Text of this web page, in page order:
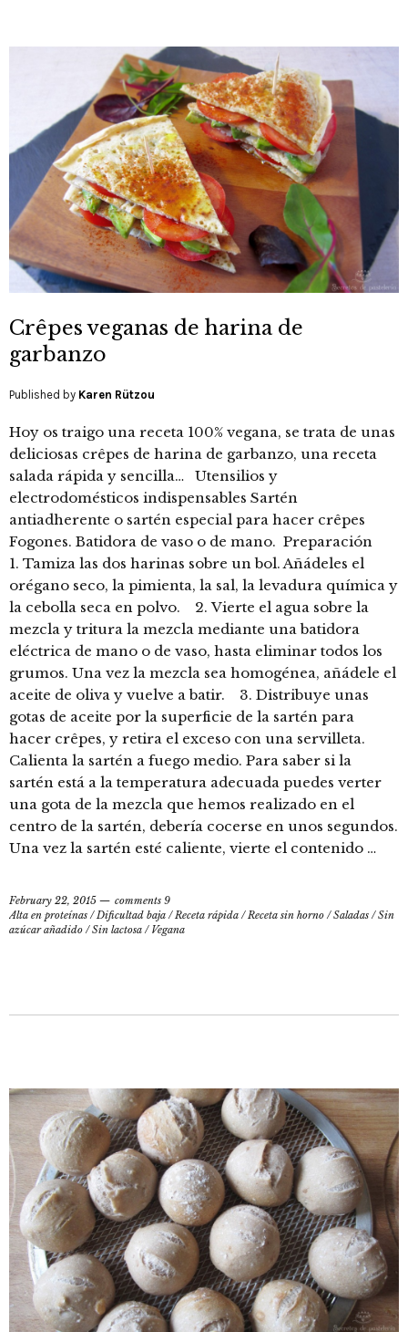
Crêpes veganas de harina de
garbanzo
Published by Karen Rützou
Hoy os traigo una receta 100% vegana, se trata de unas
deliciosas crêpes de harina de garbanzo, una receta
salada rápida y sencilla… Utensilios y
electrodomésticos indispensables Sartén
antiadherente o sartén especial para hacer crêpes
Fogones. Batidora de vaso o de mano. Preparación
1. Tamiza las dos harinas sobre un bol. Añádeles el
orégano seco, la pimienta, la sal, la levadura química y
la cebolla seca en polvo. 2. Vierte el agua sobre la
mezcla y tritura la mezcla mediante una batidora
eléctrica de mano o de vaso, hasta eliminar todos los
grumos. Una vez la mezcla sea homogénea, añádele el
aceite de oliva y vuelve a batir. 3. Distribuye unas
gotas de aceite por la superficie de la sartén para
hacer crêpes, y retira el exceso con una servilleta.
Calienta la sartén a fuego medio. Para saber si la
sartén está a la temperatura adecuada puedes verter
una gota de la mezcla que hemos realizado en el
centro de la sartén, debería cocerse en unos segundos.
Una vez la sartén esté caliente, vierte el contenido …
February 22, 2015
comments 9
Alta en proteínas / Dificultad baja / Receta rápida / Receta sin horno /Saladas /Sin
azúcar añadido /Sin lactosa / Vegana